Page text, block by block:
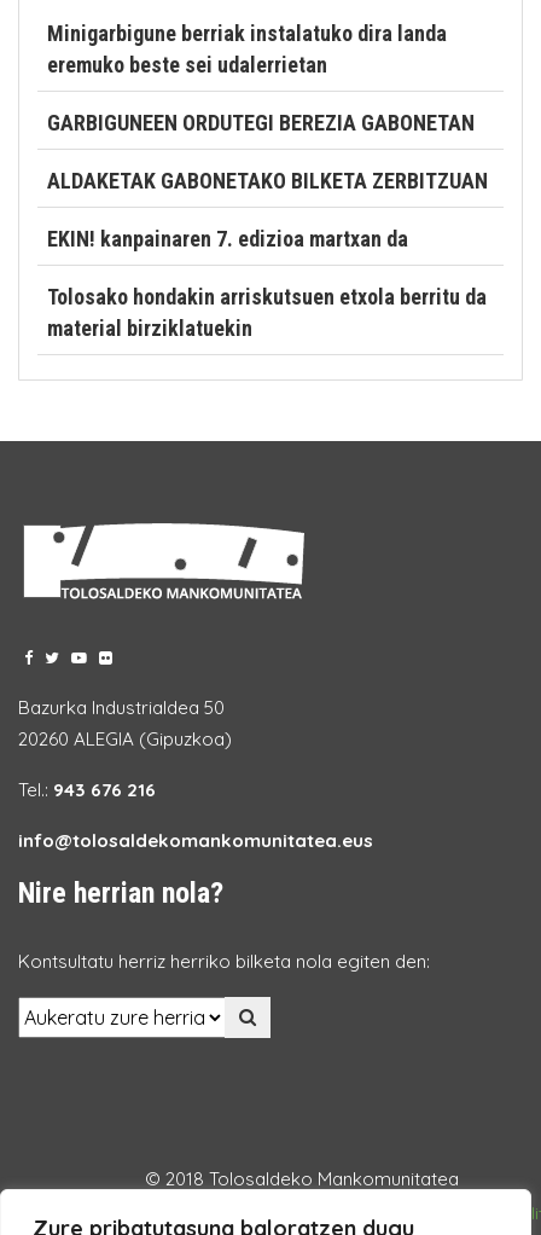
Zure pribatutasuna baloratzen dugu
Minigarbigune berriak instalatuko dira landa
eremuko beste sei udalerrietan
GARBIGUNEEN ORDUTEGI BEREZIA GABONETAN
ALDAKETAK GABONETAKO BILKETA ZERBITZUAN
EKIN! kanpainaren 7. edizioa martxan da
Tolosako hondakin arriskutsuen etxola berritu da
material birziklatuekin
Bazurka Industrialdea 50
20260 ALEGIA (Gipuzkoa)
Tel.: 943 676 216
info@tolosaldekomankomunitatea.eus
Nire herrian nola?
Kontsultatu herriz herriko bilketa nola egiten den:
© 2018 Tolosaldeko Mankomunitatea
Cookie